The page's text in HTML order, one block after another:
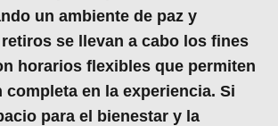
un ambiente de paz y
se llevan a cabo los fines
horarios flexibles que permiten
completa en la experiencia. Si
para el
bienestar y la